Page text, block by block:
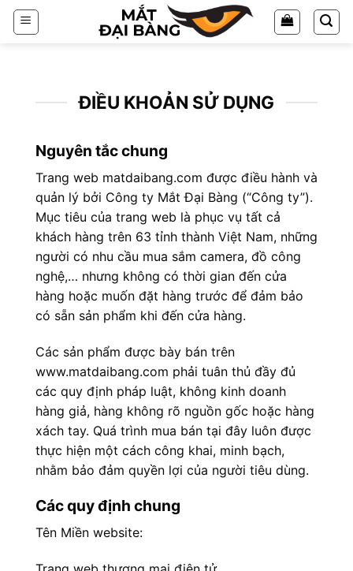
Chuyển
đến
ĐIỀU KHOẢN SỬ DỤNG
Nguyên tắc chung
Trang web matdaibang.com được điều hành và
quản lý bởi Công ty Mắt Đại Bàng (“Công ty”).
Mục tiêu của trang web là phục vụ tất cả
khách hàng trên 63 tỉnh thành Việt Nam, những
người có nhu cầu mua sắm camera, đồ công
nghệ,… nhưng không có thời gian đến cửa
hàng hoặc muốn đặt hàng trước để đảm bảo
có sẵn sản phẩm khi đến cửa hàng.
Các sản phẩm được bày bán trên
www.matdaibang.com phải tuân thủ đầy đủ
các quy định pháp luật, không kinh doanh
hàng giả, hàng không rõ nguồn gốc hoặc hàng
xách tay. Quá trình mua bán tại đây luôn được
thực hiện một cách công khai, minh bạch,
nhằm bảo đảm quyền lợi của người tiêu dùng.
Các quy định chung
Tên Miền website: